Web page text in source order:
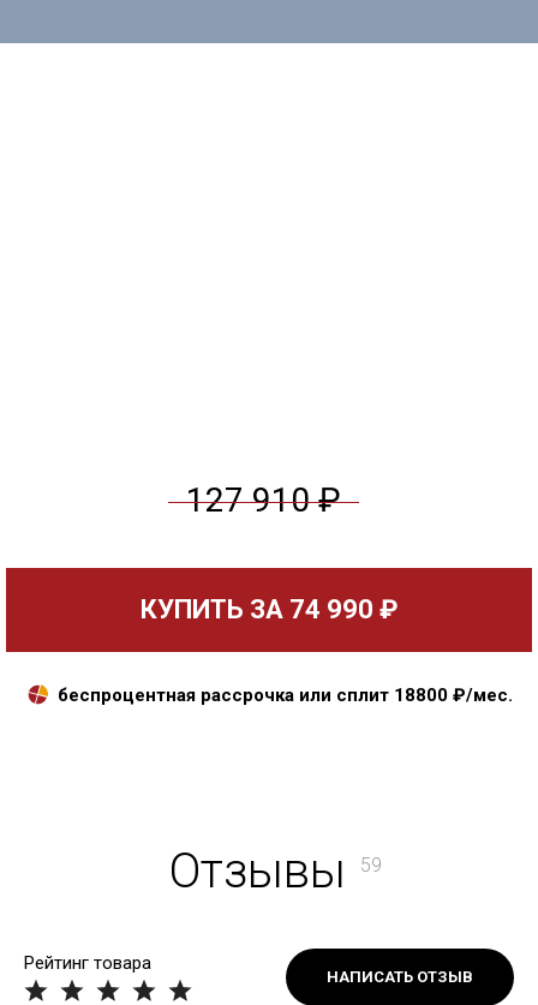
127 910 ₽
КУПИТЬ ЗА 74 990 ₽
беспроцентная рассрочка или сплит 18800₽/мес.
Отзывы 59
Рейтинг товара
НАПИСАТЬ ОТЗЫВ